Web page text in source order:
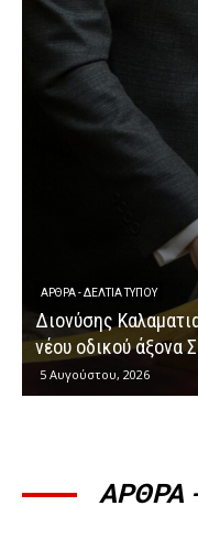
ΆΡΘΡΑ - ΔΕΛΤΊΑ ΤΎΠΟΥ
Διονύσης
νέου οδικού άξονα
5 Αυγούστου, 2026
ΑΡΘΡΑ
ΆΡΘΡΑ - ΔΕΛΤΊΑ ΤΎΠΟΥ